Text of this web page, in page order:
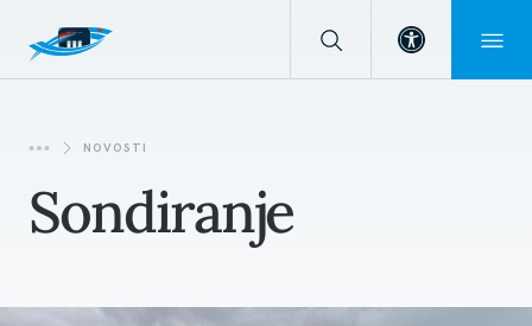
Open
NOVOSTI
Sondiranje